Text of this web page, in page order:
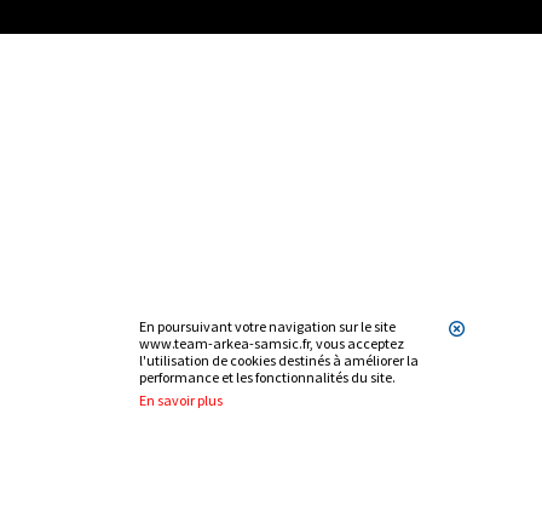
En poursuivant votre navigation sur le site
www.team-arkea-samsic.fr, vous acceptez
l'utilisation de cookies destinés à améliorer la
performance et les fonctionnalités du site.
En savoir plus